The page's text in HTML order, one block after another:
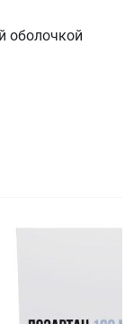
оболочкой